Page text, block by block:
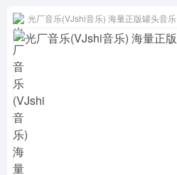
光厂音乐(VJshi音乐) 海量正版罐头音乐